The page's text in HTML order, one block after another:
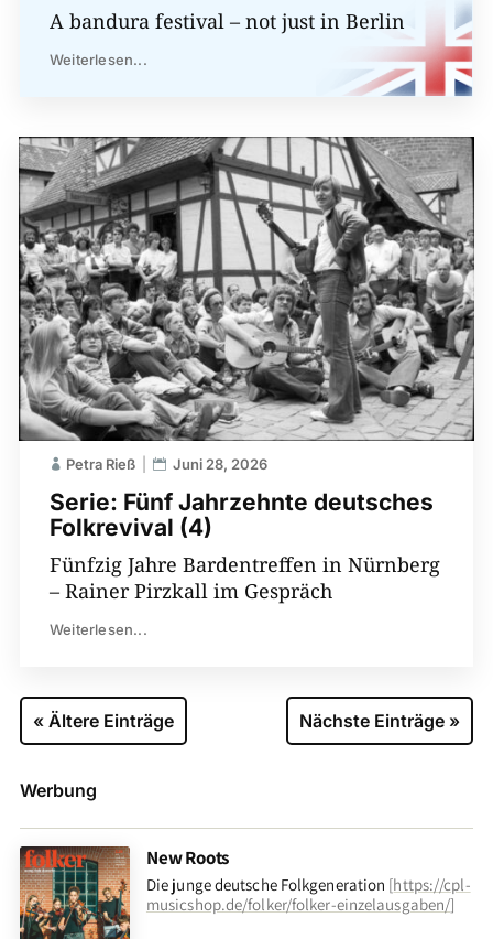
A bandura festival – not just in Berlin
Weiterlesen...
Serie: Fünf Jahrzehnte deutsches
Folkrevival (4)
Petra Rieß Juni 28, 2026
Fünfzig Jahre Bardentreffen in Nürnberg
– Rainer Pirzkall im Gespräch
Weiterlesen...
« Ältere Einträge Nächste Einträge »
Werbung
New Roots
Die junge deutsche Folkgeneration [https://cpl-
musicshop.de/folker/folker-einzelausgaben/]